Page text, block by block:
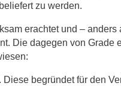
zu werden.
erachtet und – anders
Die dagegen von Grade
begründet für den